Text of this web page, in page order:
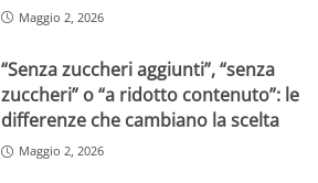
Maggio 2, 2026
“Senza zuccheri aggiunti”, “senza
zuccheri” o “a ridotto contenuto”: le
differenze che cambiano la scelta
Maggio 2, 2026